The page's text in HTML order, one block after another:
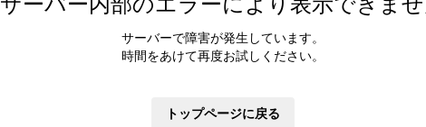
サーバーで障害が発生しています。
時間をあけて再度お試しください。
トップページに戻る